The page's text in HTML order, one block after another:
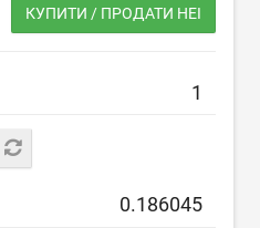
КУПИТИ / ПРОДАТИ HEI